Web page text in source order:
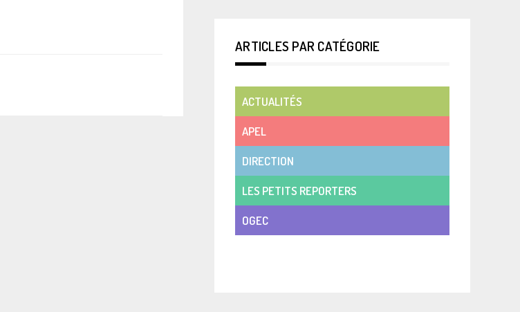
ARTICLES PAR CATÉGORIE
ACTUALITÉS
APEL
DIRECTION
LES PETITS REPORTERS
OGEC